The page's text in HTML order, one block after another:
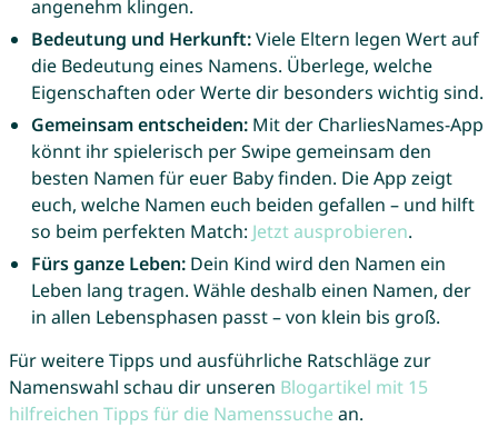
angenehm klingen.
Bedeutung und Herkunft:Viele Eltern legen Wert auf
die Bedeutung eines Namens. Überlege, welche
Eigenschaften oder Werte dir besonders wichtig sind.
Gemeinsam entscheiden:Mit der CharliesNames-App
könnt ihr spielerisch per Swipe gemeinsam den
besten Namen für euer Baby finden. Die App zeigt
euch, welche Namen euch beiden gefallen – und hilft
so beim perfekten Match: Jetzt ausprobieren.
Fürs ganze Leben:Dein Kind wird den Namen ein
Leben lang tragen. Wähle deshalb einen Namen, der
in allen Lebensphasen passt – von klein bis groß.
Für weitere Tipps und ausführliche Ratschläge zur
Namenswahl schau dir unseren Blogartikel mit 15
hilfreichen Tipps für die Namenssuche an.